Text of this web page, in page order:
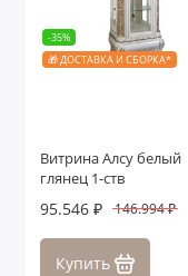
-35%
🎁 ДОСТАВКА И СБОРКА*
Витрина Алсу белый
глянец 1-ств
95.546 ₽ 146.994 ₽
Купить